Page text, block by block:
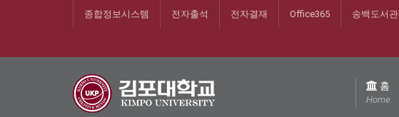
종합정보시스템 전자출석 전자결재 Office365 송백도서관
홈
Home